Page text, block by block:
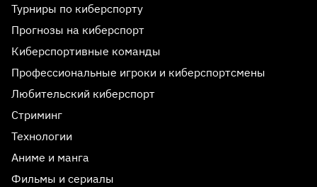
Турниры по киберспорту
Прогнозы на киберспорт
Киберспортивные команды
Профессиональные игроки и киберспортсмены
Любительский киберспорт
Стриминг
Технологии
Аниме и манга
Фильмы и сериалы